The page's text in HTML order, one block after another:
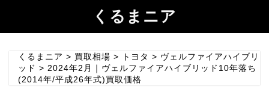
くるまニア
くるまニア > 買取相場 > トヨタ > ヴェルファイアハイブリ
ッド > 2024年2月｜ヴェルファイアハイブリッド10年落ち
(2014年/平成26年式)買取価格